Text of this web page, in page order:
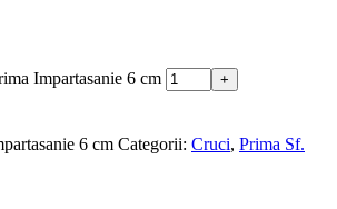
Impartasanie 6 cm
6 cm Categorii: Cruci, Prima Sf.